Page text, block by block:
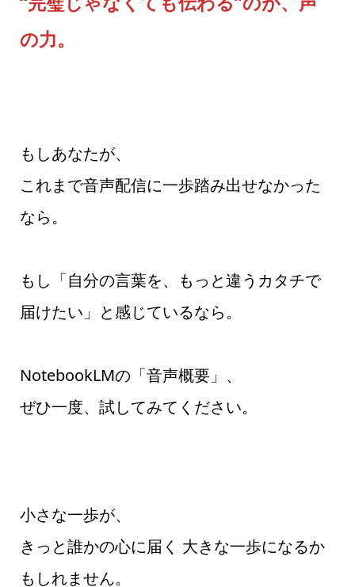
の力。
もしあなたが、
これまで音声配信に一歩踏み出せなかった
なら。
もし「自分の言葉を、もっと違うカタチで
届けたい」と感じているなら。
NotebookLMの「音声概要」、
ぜひ一度、試してみてください。
小さな一歩が、
きっと誰かの心に届く 大きな一歩になるか
もしれません。